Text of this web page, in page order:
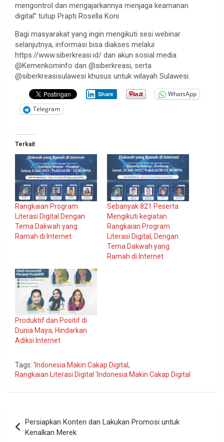
mengontrol dan mengajarkannya menjaga keamanan
digital” tutup Prapti Rosella Koni
Bagi masyarakat yang ingin mengikuti sesi webinar
selanjutnya, informasi bisa diakses melalui
https://www.siberkreasi.id/ dan akun sosial media
@Kemenkominfo dan @siberkreasi, serta
@siberkreasisulawesi khusus untuk wilayah Sulawesi.
Share
WhatsApp
Telegram
Terkait
Rangkaian Program
Literasi Digital Dengan
Tema Dakwah yang
Ramah di Internet
Sebanyak 821 Peserta
Mengikuti kegiatan
Rangkaian Program
Literasi Digital, Dengan
Tema Dakwah yang
Ramah di Internet
Produktif dan Positif di
Dunia Maya, Hindarkan
Adiksi Internet
Tags: ‘Indonesia Makin Cakap Digital,
Rangkaian Literasi Digital 'Indonesia Makin Cakap Digital
pos
Persiapkan Konten dan Lakukan Promosi untuk
Kenalkan Merek